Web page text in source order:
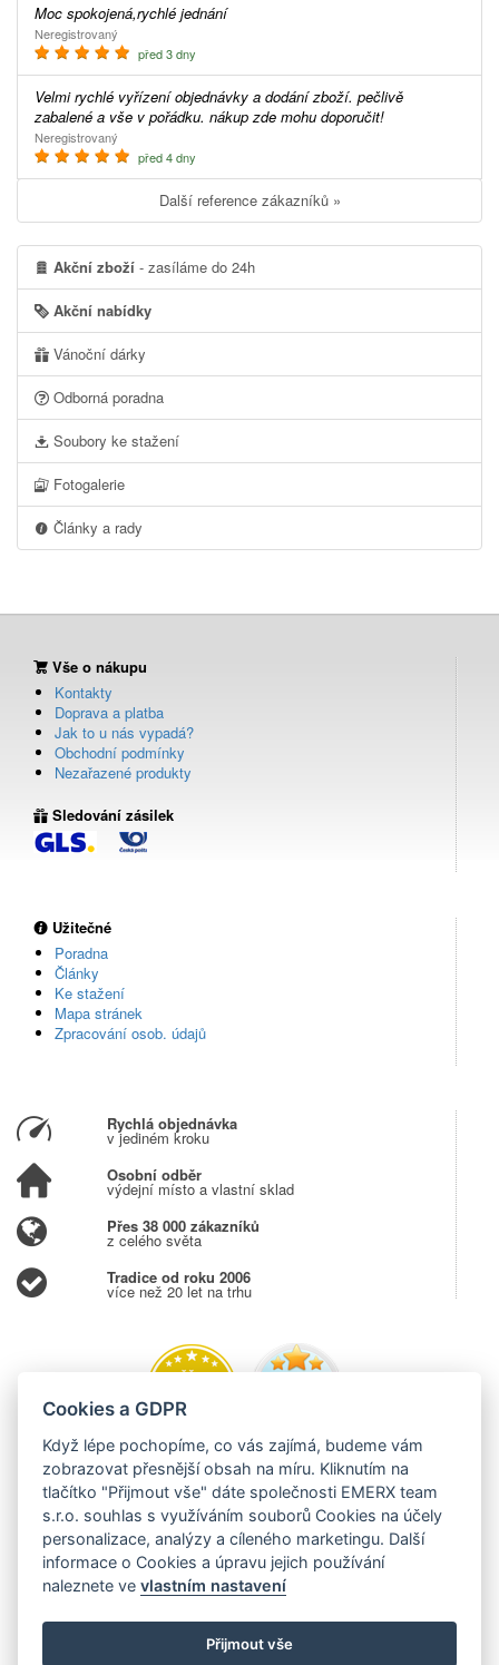
Moc spokojená,rychlé jednání
Neregistrovaný
před 3 dny
Velmi rychlé vyřízení objednávky a dodání zboží. pečlivě
zabalené a vše v pořádku. nákup zde mohu doporučit!
Neregistrovaný
před 4 dny
Další reference zákazníků »
Akční zboží - zasíláme do 24h
Akční nabídky
Vánoční dárky
Odborná poradna
Soubory ke stažení
Fotogalerie
Články a rady
Vše o nákupu
Kontakty
Doprava a platba
Jak to u nás vypadá?
Obchodní podmínky
Nezařazené produkty
Sledování zásilek
Užitečné
Poradna
Články
Ke stažení
Mapa stránek
Zpracování osob. údajů
Rychlá objednávka
v jediném kroku
Osobní odběr
výdejní místo a vlastní sklad
Přes 38 000 zákazníků
z celého světa
Tradice od roku 2006
více než 20 let na trhu
Cookies a GDPR
Když lépe pochopíme, co vás zajímá, budeme vám
zobrazovat přesnější obsah na míru. Kliknutím na
tlačítko "Přijmout vše" dáte společnosti EMERX team
s.r.o. souhlas s využíváním souborů Cookies na účely
personalizace, analýzy a cíleného marketingu. Další
informace o Cookies a úpravu jejich používání
naleznete vevlastním nastavení
Přijmout vše